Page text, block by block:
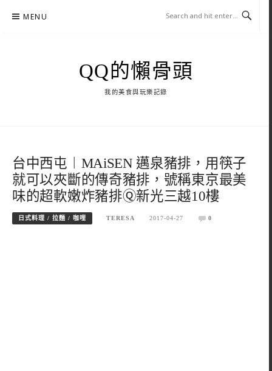
MENU
QQ的懶骨頭
我的美食與玩樂記錄
台中西屯︱MAiSEN 邁泉豬排，用筷子
就可以夾斷的傳奇豬排，號稱東京最美
味的超軟嫩炸豬排Ⓠ新光三越10樓
日式料理 / 拉麵 / 咖哩 TERESA 2017-04-27 0